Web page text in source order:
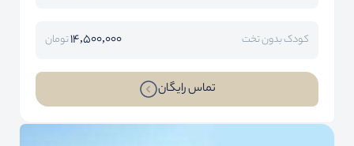
کودک بدون تخت 14,500,000تومان
تماس رایگان